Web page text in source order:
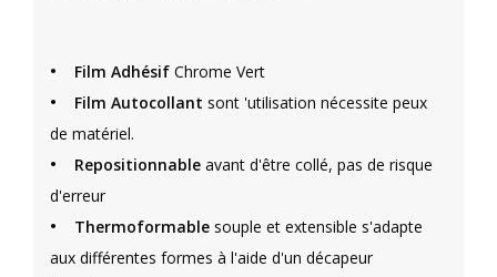
• Film Adhésif Chrome Vert
• Film Autocollant sont 'utilisation nécessite peux
de matériel.
• Repositionnable avant d'être collé, pas de risque
d'erreur
• Thermoformable souple et extensible s'adapte
aux différentes formes à l'aide d'un décapeur